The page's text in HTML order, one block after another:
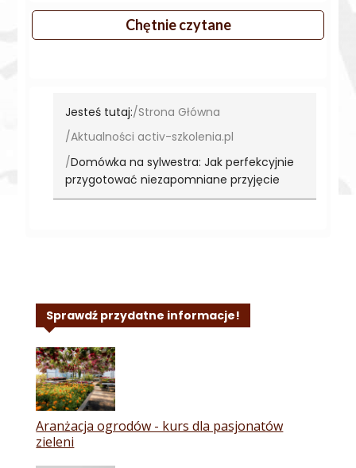
Chętnie czytane
Jesteś tutaj: Strona Główna
Aktualności activ-szkolenia.pl
Domówka na sylwestra: Jak perfekcyjnie
przygotować niezapomniane przyjęcie
Sprawdź przydatne informacje!
Aranżacja ogrodów - kurs dla pasjonatów
zieleni